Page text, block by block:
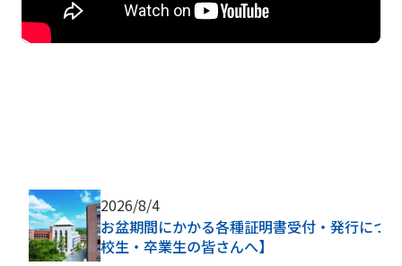
2026/8/4
お盆期間にかかる各種証明書受付・発行につ
校生・卒業生の皆さんへ】